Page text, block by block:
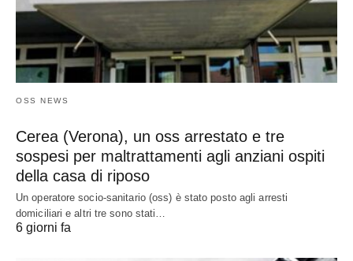
OSS NEWS
Cerea (Verona), un oss arrestato e tre
sospesi per maltrattamenti agli anziani ospiti
della casa di riposo
Un operatore socio-sanitario (oss) è stato posto agli arresti
domiciliari e altri tre sono stati…
6 giorni fa